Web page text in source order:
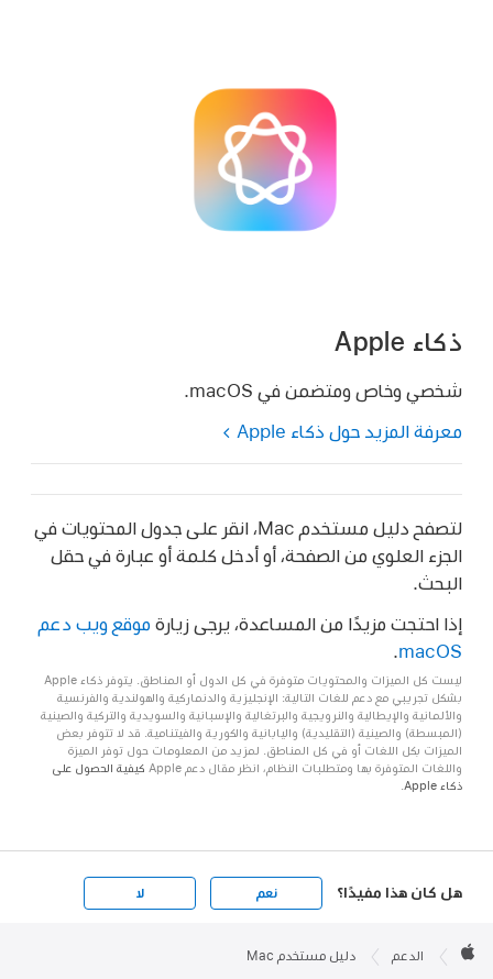
ذكاء Apple
شخصي وخاص ومتضمن في macOS.
معرفة المزيد حول ذكاء Apple
لتصفح دليل مستخدم Mac، انقر على جدول المحتويات في
الجزء العلوي من الصفحة، أو أدخل كلمة أو عبارة في حقل
البحث.
إذا احتجت مزيدًا من المساعدة، يرجى زيارة موقع ويب دعم
macOS
ليست كل الميزات والمحتويات متوفرة في كل الدول أو المناطق. يتوفر ذكاء Apple
بشكل تجريبي مع دعم للغات التالية: الإنجليزية والدنماركية والهولندية والفرنسية
والألمانية والإيطالية والنرويجية والبرتغالية والإسبانية والسويدية والتركية والصينية
(المبسطة) والصينية (التقليدية) واليابانية والكورية والفيتنامية. قد لا تتوفر بعض
الميزات بكل اللغات أو في كل المناطق. لمزيد من المعلومات حول توفر الميزة
واللغات المتوفرة بها ومتطلبات النظام، انظر مقال دعم Apple
كيفية الحصول على
ذكاء Apple
.
هل كان هذا مفيدًا؟ نعم لا
Footer

الدعم دليل مستخدم Mac